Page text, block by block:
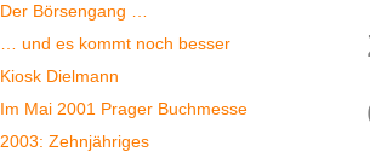
Der Börsengang …
… und es kommt noch besser
Kiosk Dielmann
Im Mai 2001 Prager Buchmesse
2003: Zehnjähriges